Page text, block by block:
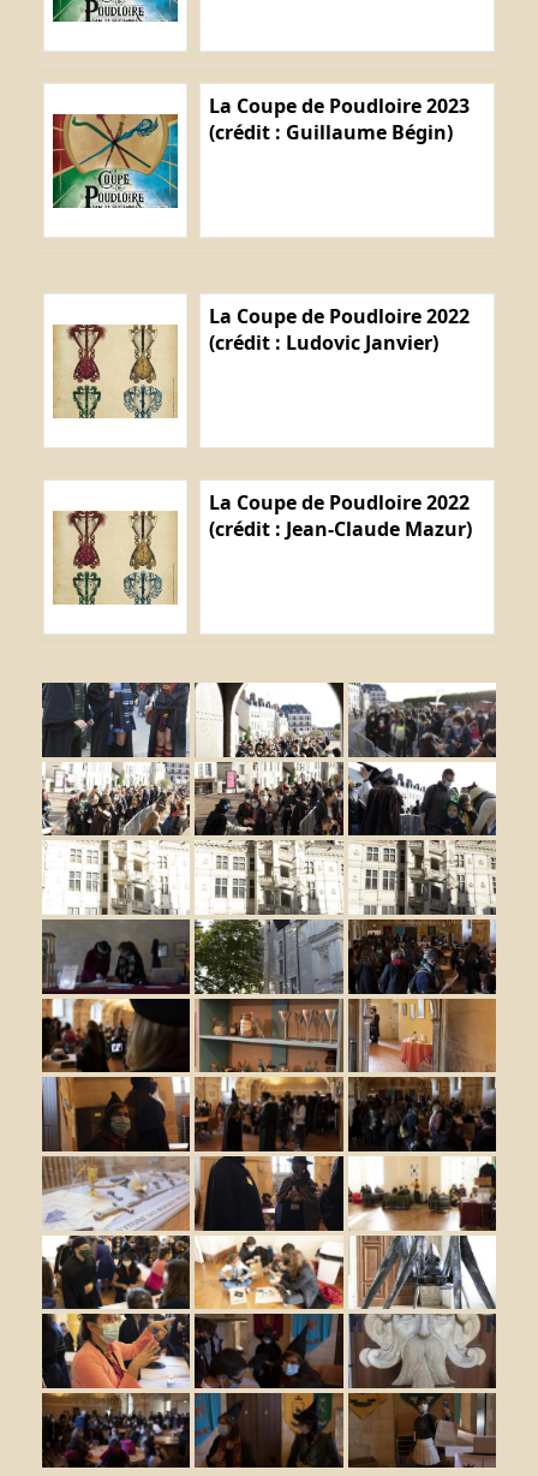
La Coupe de Poudloire 2023
(crédit : Guillaume Bégin)
La Coupe de Poudloire 2022
(crédit : Ludovic Janvier)
La Coupe de Poudloire 2022
(crédit : Jean-Claude Mazur)